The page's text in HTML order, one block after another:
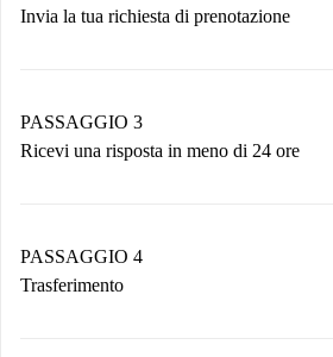
Invia la tua richiesta di prenotazione
non accetta.
PASSAGGIO 3
Ricevi una risposta in meno di 24 ore
contatto con il proprietario.
Se rifiutata: non ti addebiteremo
PASSAGGIO 4
Trasferimento